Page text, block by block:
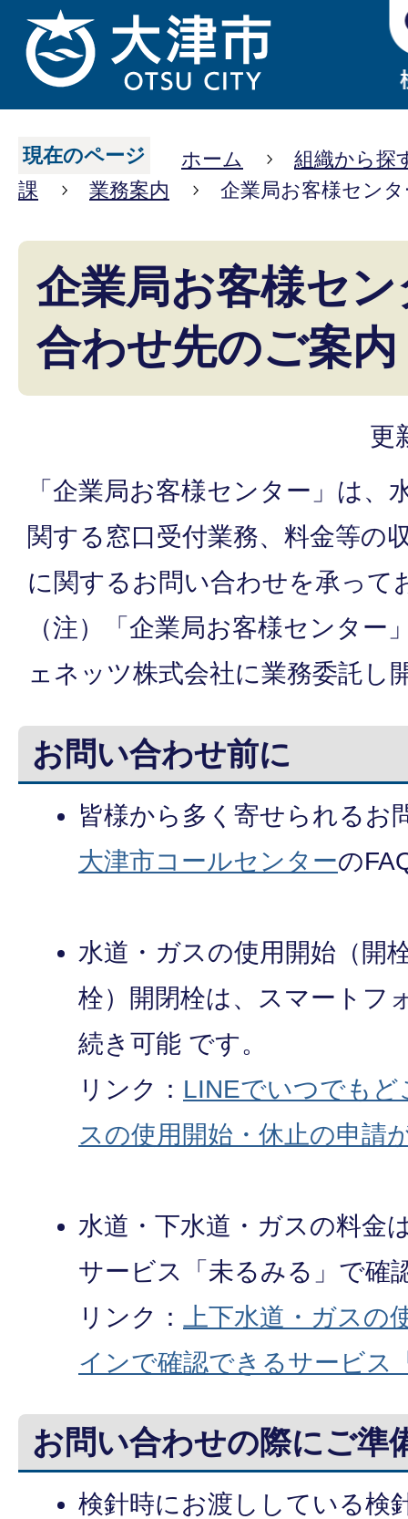
現在のページ ホーム
組織から探
課
業務案内 企業局お客様セン
企業局お客様セ
合わせ先のご案内
更
「企業局お客様センター」は、
関する窓口受付業務、料金等の
に関するお問い合わせを承って
（注）「企業局お客様センター
ェネッツ株式会社に業務委託し
お問い合わせ前に
皆様から多く寄せられるお
大津市コールセンターの
水道・ガスの使用開始（開
栓）開閉栓は、スマートフ
続き可能 です。
リンク： LINEでいつでも
スの使用開始・休止の申請
水道・下水道・ガスの料金
サービス「未るみる」で確
リンク：
上下水道・ガスの
インで確認できるサービス
お問い合わせの際にご準
検針時にお渡ししている検